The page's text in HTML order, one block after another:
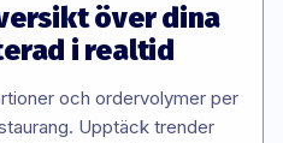
över dina
i realtid
och ordervolymer per
Upptäck trender